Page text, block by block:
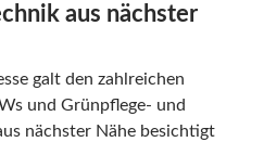
aus nächster
galt den zahlreichen
und Grünpflege- und
nächster Nähe besichtigt